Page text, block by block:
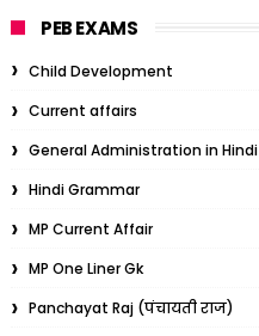
PEB EXAMS
Child Development
Current affairs
General Administration in Hindi
Hindi Grammar
MP Current Affair
MP One Liner Gk
Panchayat Raj (पंचायती राज)